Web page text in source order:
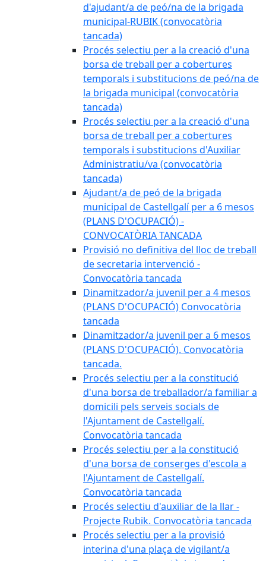
d'ajudant/a de peó/na de la brigada
municipal-RUBIK (convocatòria
tancada)
Procés selectiu per a la creació d'una
borsa de treball per a cobertures
temporals i substitucions de peó/na de
la brigada municipal (convocatòria
tancada)
Procés selectiu per a la creació d'una
borsa de treball per a cobertures
temporals i substitucions d'Auxiliar
Administratiu/va (convocatòria
tancada)
Ajudant/a de peó de la brigada
municipal de Castellgalí per a 6 mesos
(PLANS D'OCUPACIÓ) -
CONVOCATÒRIA TANCADA
Provisió no definitiva del lloc de treball
de secretaria intervenció -
Convocatòria tancada
Dinamitzador/a juvenil per a 4 mesos
(PLANS D'OCUPACIÓ) Convocatòria
tancada
Dinamitzador/a juvenil per a 6 mesos
(PLANS D'OCUPACIÓ). Convocatòria
tancada.
Procés selectiu per a la constitució
d'una borsa de treballador/a familiar a
domicili pels serveis socials de
l'Ajuntament de Castellgalí.
Convocatòria tancada
Procés selectiu per a la constitució
d'una borsa de conserges d'escola a
l'Ajuntament de Castellgalí.
Convocatòria tancada
Procés selectiu d'auxiliar de la llar -
Projecte Rubik. Convocatòria tancada
Procés selectiu per a la provisió
interina d'una plaça de vigilant/a